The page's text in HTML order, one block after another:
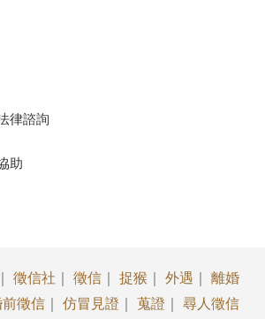
律諮詢
助
徵信社 徵信 捉猴 外遇
離婚
前徵信 仿冒見證 蒐證 尋人徵信